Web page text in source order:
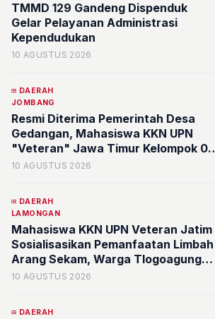
TMMD 129 Gandeng Dispenduk
Gelar Pelayanan Administrasi
Kependudukan
10 AGUSTUS 2026
DAERAH
JOMBANG
Resmi Diterima Pemerintah Desa
Gedangan, Mahasiswa KKN UPN
"Veteran" Jawa Timur Kelompok 04
Siap Bersinergi dengan Masyarakat
10 AGUSTUS 2026
DAERAH
LAMONGAN
Mahasiswa KKN UPN Veteran Jatim
Sosialisasikan Pemanfaatan Limbah
Arang Sekam, Warga Tlogoagung
Antusias
10 AGUSTUS 2026
DAERAH